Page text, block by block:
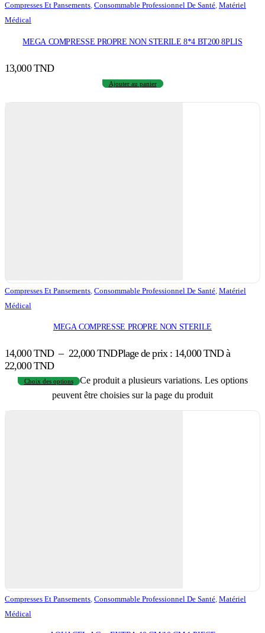
Compresses Et Pansements, Consommable Professionnel De Santé, Matériel
Médical
MEGA COMPRESSE PROPRE NON STERILE 8*4 BT200 8PLIS
13,000TND
Ajouter au panier
Compresses Et Pansements Consommable Professionnel De Santé Matériel
Médical
MEGA COMPRESSE PROPRE NON STERILE
14,000TND – 22,000TNDPlage de prix : 14,000 TND à
22,000 TND
Choix des options
Ce produit a plusieurs variations. Les options
peuvent être choisies sur la page du produit
Compresses Et Pansements Consommable Professionnel De Santé Matériel
Médical